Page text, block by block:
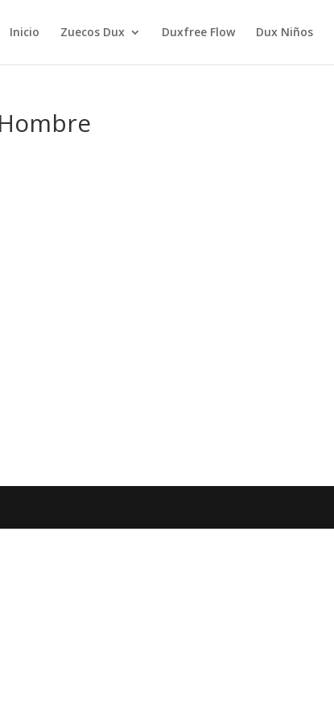
Inicio Zuecos Dux Duxfree Flow Dux Niños